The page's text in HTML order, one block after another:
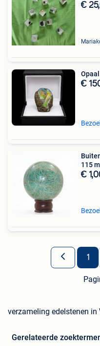
€
€
115
€
1
verzameling edelstenen in
Gerelateerde